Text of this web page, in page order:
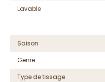
Lavable
Saison
Genre
Type de tissage